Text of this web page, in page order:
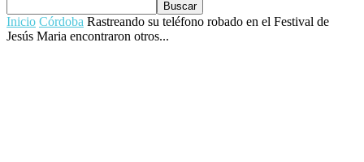
Inicio Córdoba Rastreando su teléfono robado en el Festival de
Jesús Maria encontraron otros...